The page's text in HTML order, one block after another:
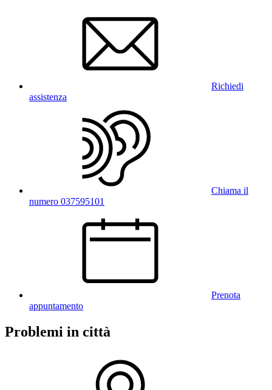
Richiedi
assistenza
Chiama il
numero 037595101
Prenota
appuntamento
Problemi in città